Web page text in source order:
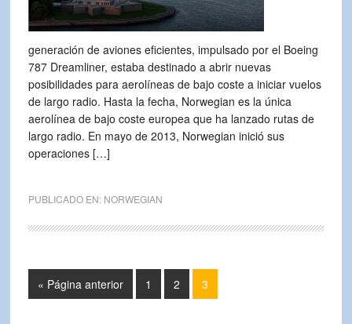
generación de aviones eficientes, impulsado por el Boeing
787 Dreamliner, estaba destinado a abrir nuevas
posibilidades para aerolíneas de bajo coste a iniciar vuelos
de largo radio. Hasta la fecha, Norwegian es la única
aerolínea de bajo coste europea que ha lanzado rutas de
largo radio. En mayo de 2013, Norwegian inició sus
operaciones […]
PUBLICADO EN: NORWEGIAN
« Página anterior 1 2 3